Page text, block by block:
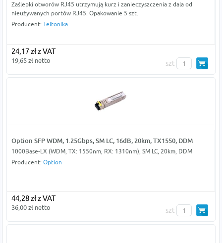
Zaślepki otworów RJ45 utrzymują kurz i zanieczyszczenia z dala od
nieużywanych portów RJ45. Opakowanie 5 szt.
Producent: Teltonika
24,17 zł z VAT
19,65 zł netto szt
Option SFP WDM, 1.25Gbps, SM LC, 16dB, 20km, TX1550, DDM
1000Base-LX (WDM, TX: 1550nm, RX: 1310nm), SM LC, 20km, DDM
Producent: Option
44,28 zł z VAT
36,00 zł netto szt